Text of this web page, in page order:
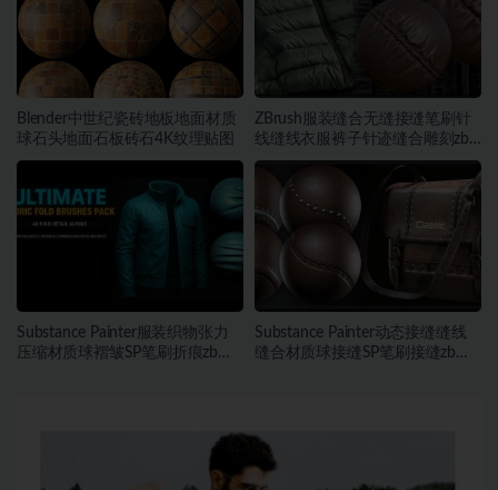
Blender中世纪瓷砖地板地面材质
球石头地面石板砖石4K纹理贴图
ZBrush服装缝合无缝接缝笔刷针
线缝线衣服裤子针迹缝合雕刻zb
笔刷
Substance Painter服装织物张力
压缩材质球褶皱SP笔刷折痕zb笔
Substance Painter动态接缝缝线
缝合材质球接缝SP笔刷接缝zb笔